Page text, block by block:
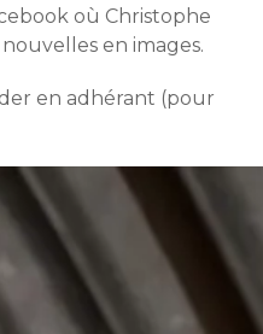
où Christophe
en images.
en adhérant (pour